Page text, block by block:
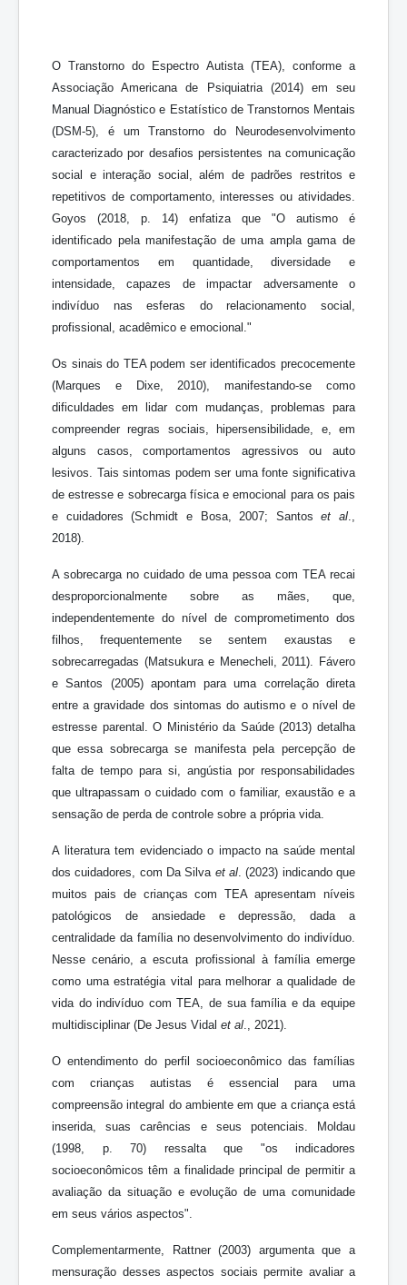
O Transtorno do Espectro Autista (TEA), conforme a
Associação Americana de Psiquiatria (2014) em seu
Manual Diagnóstico e Estatístico de Transtornos Mentais
(DSM-5), é um Transtorno do Neurodesenvolvimento
caracterizado por desafios persistentes na comunicação
social e interação social, além de padrões restritos e
repetitivos de comportamento, interesses ou atividades.
Goyos (2018, p. 14) enfatiza que "O autismo é
identificado pela manifestação de uma ampla gama de
comportamentos em quantidade, diversidade e
intensidade, capazes de impactar adversamente o
indivíduo nas esferas do relacionamento social,
profissional, acadêmico e emocional."
Os sinais do TEA podem ser identificados precocemente
(Marques e Dixe, 2010), manifestando-se como
dificuldades em lidar com mudanças, problemas para
compreender regras sociais, hipersensibilidade, e, em
alguns casos, comportamentos agressivos ou auto
lesivos. Tais sintomas podem ser uma fonte significativa
de estresse e sobrecarga física e emocional para os pais
e cuidadores (Schmidt e Bosa, 2007; Santoset al
2018).
A sobrecarga no cuidado de uma pessoa com TEA recai
desproporcionalmente sobre as mães, que,
independentemente do nível de comprometimento dos
filhos, frequentemente se sentem exaustas e
sobrecarregadas (Matsukura e Menecheli, 2011). Fávero
e Santos (2005) apontam para uma correlação direta
entre a gravidade dos sintomas do autismo e o nível de
estresse parental. O Ministério da Saúde (2013) detalha
que essa sobrecarga se manifesta pela percepção de
falta de tempo para si, angústia por responsabilidades
que ultrapassam o cuidado com o familiar, exaustão e a
sensação de perda de controle sobre a própria vida.
A literatura tem evidenciado o impacto na saúde mental
dos cuidadores, com Da Silva et al . (2023) indicando que
muitos pais de crianças com TEA apresentam níveis
patológicos de ansiedade e depressão, dada a
centralidade da família no desenvolvimento do indivíduo.
Nesse cenário, a escuta profissional à família emerge
como uma estratégia vital para melhorar a qualidade de
vida do indivíduo com TEA, de sua família e da equipe
multidisciplinar (De Jesus Vidal et al ., 2021).
O entendimento do perfil socioeconômico das famílias
com crianças autistas é essencial para uma
compreensão integral do ambiente em que a criança está
inserida, suas carências e seus potenciais. Moldau
(1998, p. 70) ressalta que "os indicadores
socioeconômicos têm a finalidade principal de permitir a
avaliação da situação e evolução de uma comunidade
em seus vários aspectos".
Complementarmente, Rattner (2003) argumenta que a
mensuração desses aspectos sociais permite avaliar a